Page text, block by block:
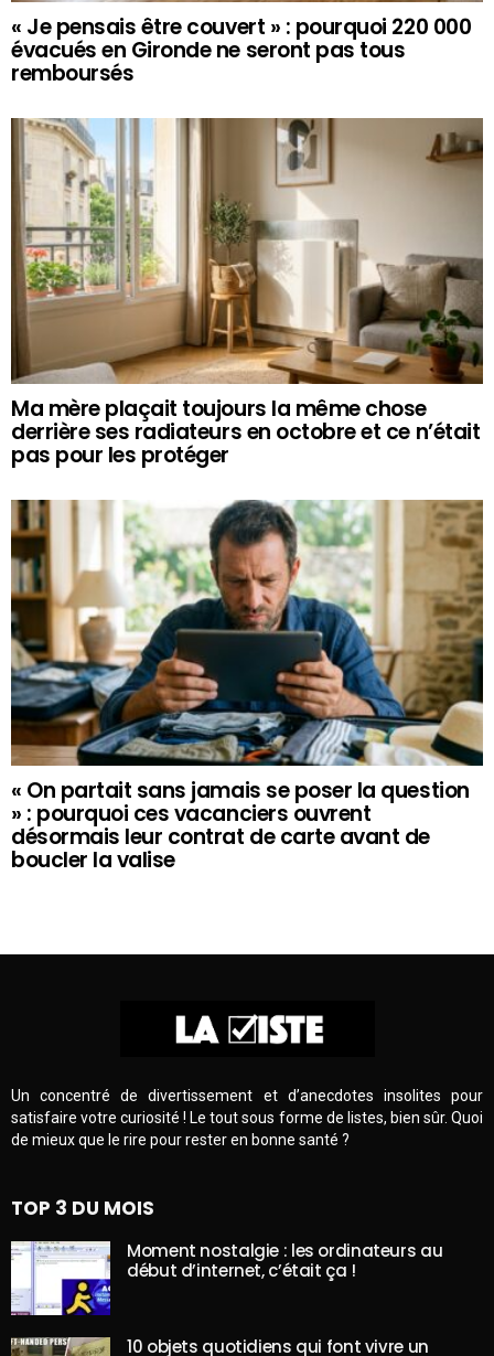
« Je pensais être couvert » : pourquoi 220 000
évacués en Gironde ne seront pas tous
remboursés
Ma mère plaçait toujours la même chose
derrière ses radiateurs en octobre et ce n’était
pas pour les protéger
« On partait sans jamais se poser la question
» : pourquoi ces vacanciers ouvrent
désormais leur contrat de carte avant de
boucler la valise
Un concentré de divertissement et d’anecdotes insolites pour
satisfaire votre curiosité ! Le tout sous forme de listes, bien sûr. Quoi
de mieux que le rire pour rester en bonne santé ?
TOP 3 DU MOIS
Moment nostalgie : les ordinateurs au
début d’internet, c’était ça !
10 objets quotidiens qui font vivre un